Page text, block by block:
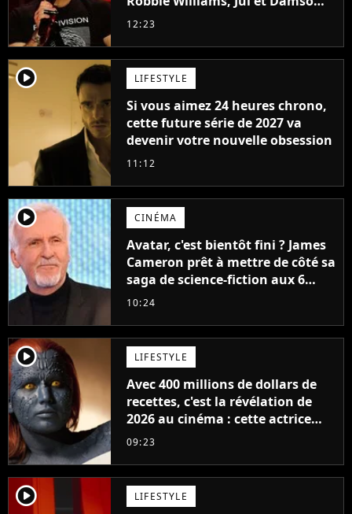
cette année ?
12:23
player2 LIFESTYLE
Si vous aimez 24 heures chrono,
cette future série de 2027 va
devenir votre nouvelle obsession
11:12
player2 CINÉMA
Avatar, c'est bientôt fini ? James
Cameron prêt à mettre de côté sa
saga de science-fiction aux 6
milliards de recettes
10:24
player2 LIFESTYLE
Avec 400 millions de dollars de
recettes, c'est la révélation de
2026 au cinéma : cette actrice
adorée prête à remplacer
09:23
player2 LIFESTYLE